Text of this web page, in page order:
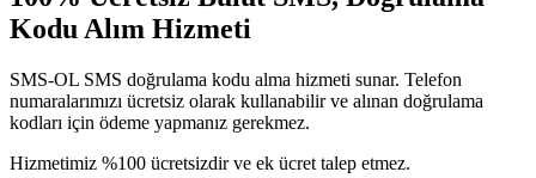
Kodu Alım Hizmeti
SMS-OL SMS doğrulama kodu alma hizmeti sunar. Telefon
numaralarımızı ücretsiz olarak kullanabilir ve alınan doğrulama
kodları için ödeme yapmanız gerekmez.
Hizmetimiz %100 ücretsizdir ve ek ücret talep etmez.